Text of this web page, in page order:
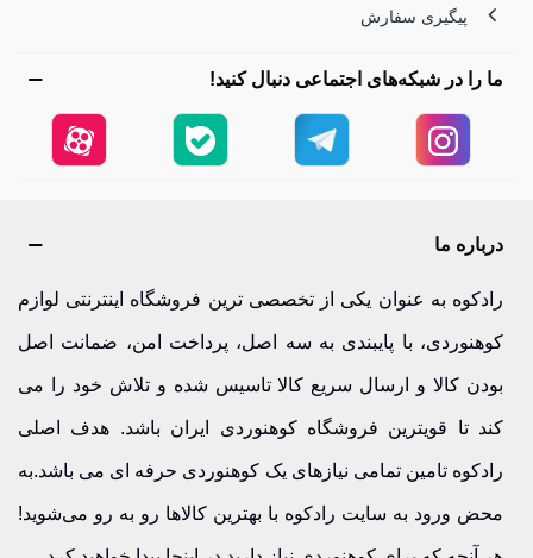
پیگیری سفارش
ما را در شبکه‌های اجتماعی دنبال کنید!
درباره ما
رادکوه به عنوان یکی از تخصصی ترین فروشگاه اینترنتی لوازم
کوهنوردی، با پایبندی به سه اصل، پرداخت امن، ضمانت اصل
بودن کالا و ارسال سریع کالا تاسیس شده و تلاش خود را می
کند تا قویترین فروشگاه کوهنوردی ایران باشد. هدف اصلی
رادکوه تامین تمامی نیازهای یک کوهنوردی حرفه ای می باشد.به
محض ورود به سایت رادکوه با بهترین کالاها رو به رو می‌شوید!